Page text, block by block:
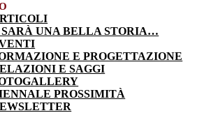
SARÀ UNA BELLA STORIA…
E PROGETTAZIONE
E SAGGI
PROSSIMITÀ